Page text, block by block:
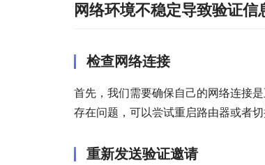
网络环境不稳定导致验证信
检查网络连接
首先，我们需要确保自己的网络连接
存在问题，可以尝试重启路由器或者
重新发送验证邀请